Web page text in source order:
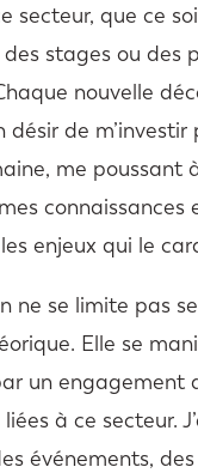
secteur, que ce
stages ou des
nouvelle
désir de
me poussant
connaissances
enjeux qui le
ne se limite pas
Elle se
un engagement
à ce secteur.
événements, des